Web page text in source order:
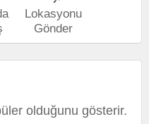
Lokasyonu
Gönder
olduğunu gösterir.